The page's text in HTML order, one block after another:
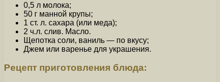
0,5 л молока;
50 г манной крупы;
1 ст. л. сахара (или меда);
2 ч.л. слив. Масло.
Щепотка соли, ваниль — по вкусу;
Джем или варенье для украшения.
Рецепт приготовления блюда: